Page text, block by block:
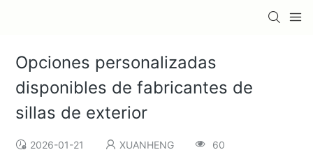
Opciones personalizadas
disponibles de fabricantes de
sillas de exterior
2026-01-21 XUANHENG 60